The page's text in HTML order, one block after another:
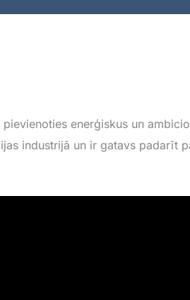
enerģiskus un
industrijā un ir gatavs padarīt